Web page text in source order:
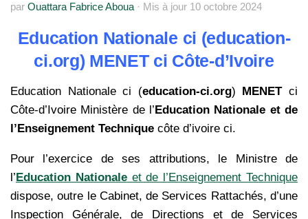
par Ouattara Fabrice Aboua · Mis à jour 10 octobre 2024
Education Nationale ci (education-
ci.org) MENET ci Côte-d’Ivoire
Education Nationale ci (education-ci.org) MENETci
Côte-d’Ivoire Ministère de l’Education Nationale et de
l’Enseignement Technique côte d’ivoire ci.
Pour l’exercice de ses attributions, le Ministre de
l’Education Nationaleet de l’Enseignement Technique
dispose, outre le Cabinet, de Services Rattachés, d’une
Inspection Générale, de Directions et de Services